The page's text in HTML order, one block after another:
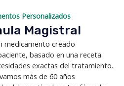
Personalizados
Magistral
medicamento creado
basado en una receta
exactas del tratamiento.
más de 60 años